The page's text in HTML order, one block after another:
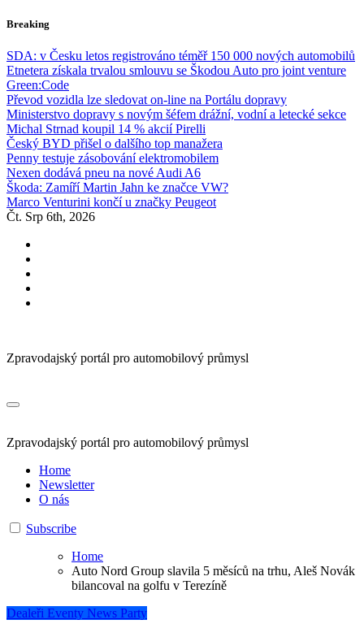
Skip
content
Breaking
SDA: v Česku letos registrováno téměř 150 000 nových automobilů
Etnetera získala trvalou smlouvu se Škodou Auto pro joint venture
Green:Code
Převod vozidla lze sledovat on-line na Portálu dopravy
Ministerstvo dopravy s novým šéfem drážní, vodní a letecké sekce
Michal Strnad koupil 14 % akcií Pirelli
Český BYD přišel o dalšího top manažera
Penny testuje zásobování elektromobilem
Nexen dodává pneu na nové Audi A6
Škoda: Zamíří Martin Jahn ke značce VW?
Marco Venturini končí u značky Peugeot
Čt. Srp 6th, 2026
Zpravodajský portál pro automobilový průmysl
Zpravodajský portál pro automobilový průmysl
Home
Newsletter
O nás
Subscribe
Home
Auto Nord Group slavila 5 měsíců na trhu, Aleš Novák
bilancoval na golfu v Terezíně
Dealeři Eventy News Party